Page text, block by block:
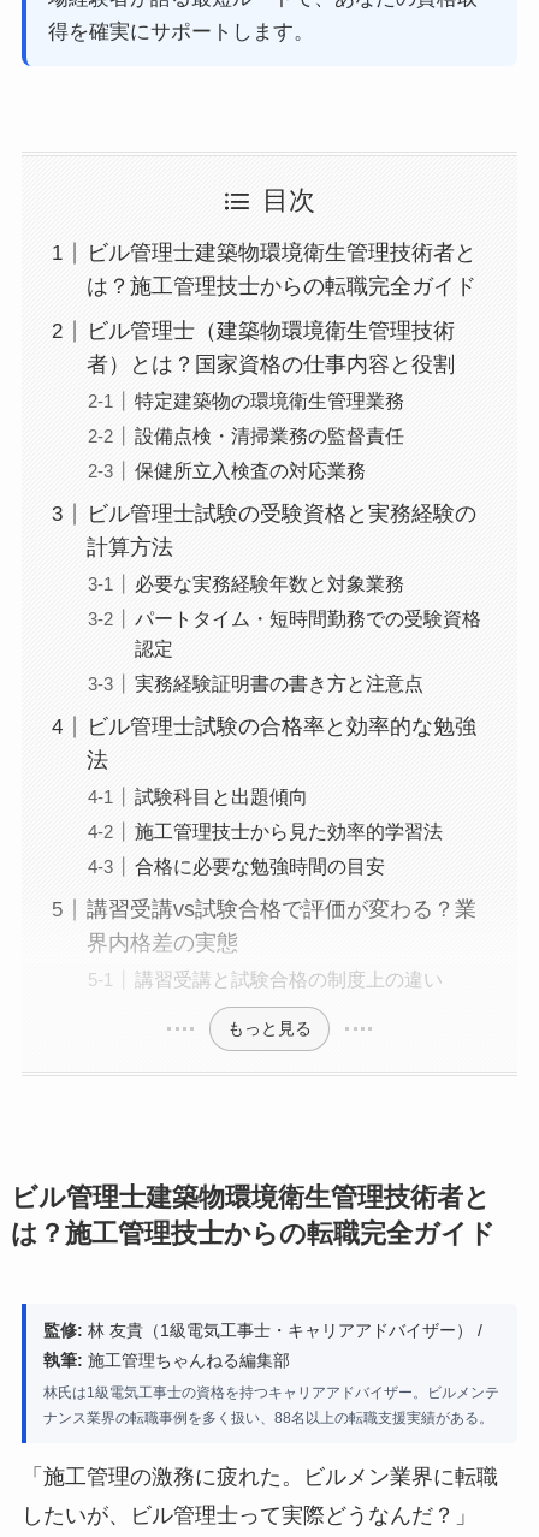
得を確実にサポートします。
目次
ビル管理士建築物環境衛生管理技術者と
は？施工管理技士からの転職完全ガイド
ビル管理士（建築物環境衛生管理技術
者）とは？国家資格の仕事内容と役割
特定建築物の環境衛生管理業務
設備点検・清掃業務の監督責任
保健所立入検査の対応業務
ビル管理士試験の受験資格と実務経験の
計算方法
必要な実務経験年数と対象業務
パートタイム・短時間勤務での受験資格
認定
実務経験証明書の書き方と注意点
ビル管理士試験の合格率と効率的な勉強
法
試験科目と出題傾向
施工管理技士から見た効率的学習法
合格に必要な勉強時間の目安
講習受講vs試験合格で評価が変わる？業
界内格差の実態
講習受講と試験合格の制度上の違い
もっと見る
ビル管理士建築物環境衛生管理技術者と
は？施工管理技士からの転職完全ガイド
監修: 林 友貴（1級電気工事士・キャリアアドバイザー） /
執筆: 施工管理ちゃんねる編集部
林氏は1級電気工事士の資格を持つキャリアアドバイザー。ビルメンテ
ナンス業界の転職事例を多く扱い、88名以上の転職支援実績がある。
「施工管理の激務に疲れた。ビルメン業界に転職
したいが、ビル管理士って実際どうなんだ？」